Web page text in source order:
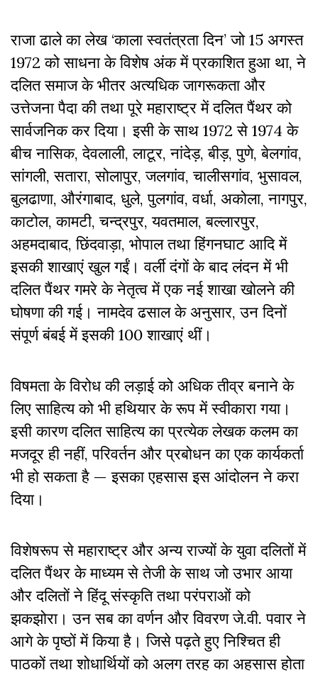
राजा ढाले का लेख ‘काला स्वतंत्रता दिन’ जो 15 अगस्त
1972 को साधना के विशेष अंक में प्रकाशित हुआ था, ने
दलित समाज के भीतर अत्यधिक जागरूकता और
उत्तेजना पैदा की तथा पूरे महाराष्ट्र में दलित पैंथर को
सार्वजनिक कर दिया। इसी के साथ 1972 से 1974 के
बीच नासिक, देवलाली, लाटूर, नांदेड़, बीड़, पुणे, बेलगांव,
सांगली, सतारा, सोलापुर, जलगांव, चालीसगांव, भुसावल,
बुलढाणा, औरंगाबाद, धुले, पुलगांव, वर्धा, अकोला, नागपुर,
काटोल, कामटी, चन्द्रपुर, यवतमाल, बल्लारपुर,
अहमदाबाद, छिंदवाड़ा, भोपाल तथा हिंगनघाट आदि में
इसकी शाखाएं खुल गईं। वर्ली दंगों के बाद लंदन में भी
दलित पैंथर गमरे के नेतृत्व में एक नई शाखा खोलने की
घोषणा की गई। नामदेव ढसाल के अनुसार, उन दिनों
संपूर्ण बंबई में इसकी 100 शाखाएं थीं।
विषमता के विरोध की लड़ाई को अधिक तीव्र बनाने के
लिए साहित्य को भी हथियार के रूप में स्वीकारा गया।
इसी कारण दलित साहित्य का प्रत्येक लेखक कलम का
मजदूर ही नहीं, परिवर्तन और प्रबोधन का एक कार्यकर्ता
भी हो सकता है — इसका एहसास इस आंदोलन ने करा
दिया।
विशेषरूप से महाराष्ट्र और अन्य राज्यों के युवा दलितों में
दलित पैंथर के माध्यम से तेजी के साथ जो उभार आया
और दलितों ने हिंदू संस्कृति तथा परंपराओं को
झकझोरा। उन सब का वर्णन और विवरण जे.वी. पवार ने
आगे के पृष्ठों में किया है। जिसे पढ़ते हुए निश्चित ही
पाठकों तथा शोधार्थियों को अलग तरह का अहसास होता